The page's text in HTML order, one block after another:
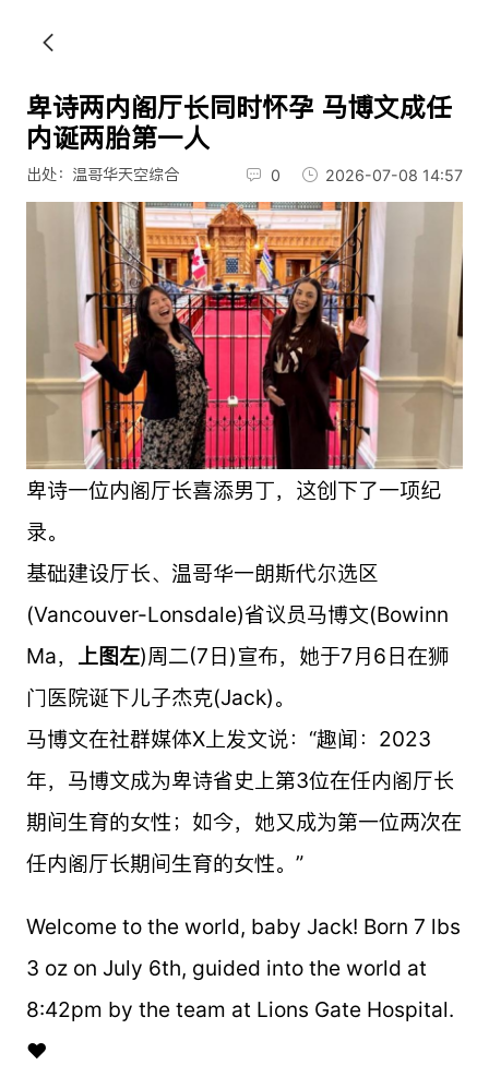
卑诗两内阁厅长同时怀孕 马博文成任
内诞两胎第一人
出处：温哥华天空综合 0 2026-07-08 14:57
卑诗一位内阁厅长喜添男丁，这创下了一项纪
录。
基础建设厅长、温哥华一朗斯代尔选区
(Vancouver-Lonsdale)省议员马博文(Bowinn
Ma，
上图左)周二(7日)宣布，她于7月6日在狮
门医院诞下儿子杰克(Jack)。
马博文在社群媒体X上发文说：“趣闻：2023
年，马博文成为卑诗省史上第3位在任内阁厅长
期间生育的女性；如今，她又成为第一位两次在
任内阁厅长期间生育的女性。”
Welcome to the world, baby Jack! Born 7 lbs
3 oz on July 6th, guided into the world at
8:42pm by the team at Lions Gate Hospital.
❤️